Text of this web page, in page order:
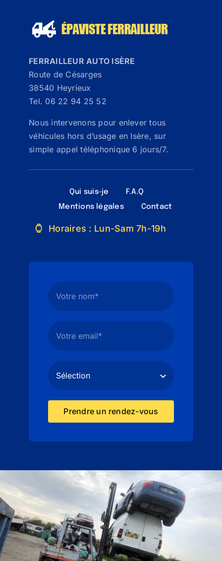
FERRAILLEUR AUTO ISÈRE
Route de Césarges
38540 Heyrieux
Tel. 06 22 94 25 52
Nous intervenons pour enlever tous
véhicules hors d’usage en Isère, sur
simple appel téléphonique 6 jours/7.
Qui suis-je
F.A.Q
Mentions légales
Contact
Horaires : Lun-Sam 7h-19h
Prendre un rendez-vous